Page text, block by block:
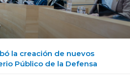
la creación de nuevos
Público de la Defensa